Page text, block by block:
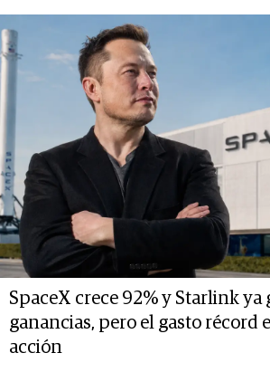
SpaceX crece 92% y Starlink ya
ganancias, pero el gasto récord
acción